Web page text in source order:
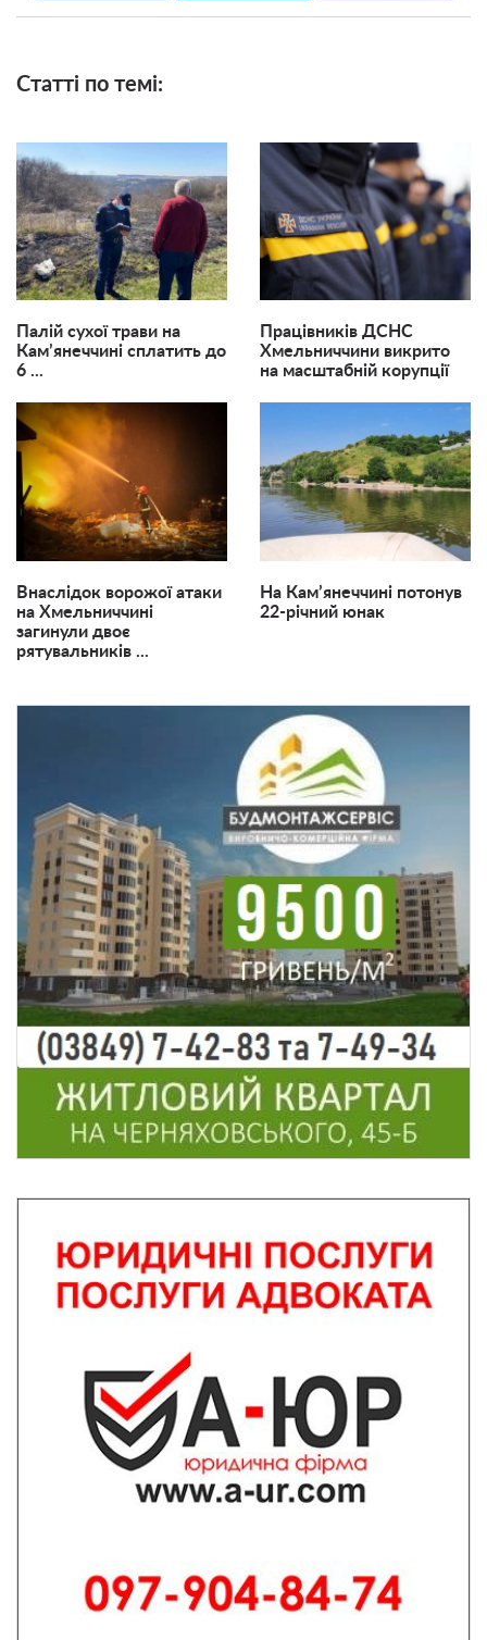
Статті по темі:
Палій сухої трави на
Кам’янеччині сплатить до
6 ...
Працівників ДСНС
Хмельниччини викрито
на масштабній корупції
Внаслідок ворожої атаки
на Хмельниччині
загинули двоє
рятувальників ...
На Кам’янеччині потонув
22-річний юнак